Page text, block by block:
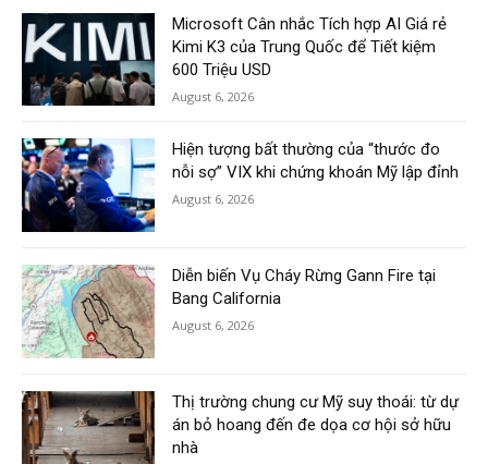
Microsoft Cân nhắc Tích hợp AI Giá rẻ
Kimi K3 của Trung Quốc để Tiết kiệm
600 Triệu USD
August 6, 2026
Hiện tượng bất thường của “thước đo
nỗi sợ” VIX khi chứng khoán Mỹ lập đỉnh
August 6, 2026
Diễn biến Vụ Cháy Rừng Gann Fire tại
Bang California
August 6, 2026
Thị trường chung cư Mỹ suy thoái: từ dự
án bỏ hoang đến đe dọa cơ hội sở hữu
nhà